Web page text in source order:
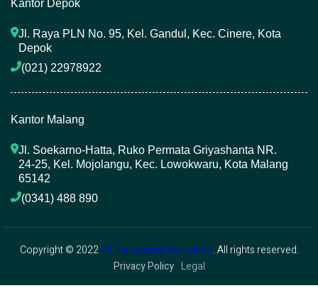
Kantor Depok
Jl. Raya PLN No. 95, Kel. Gandul, Kec. Cinere, Kota
Depok
(021) 22978922
Kantor Malang
Jl. Soekarno-Hatta, Ruko Permata Griyashanta NR.
24-25, Kel. Mojolangu, Kec. Lowokwaru, Kota Malang
65142
(0341) 488 890
Copyright © 2022PT. Karyatama Solusindo. All rights reserved.
Privacy Policy Legal